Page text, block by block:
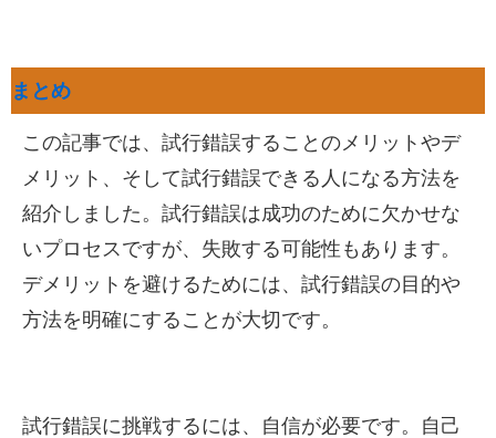
まとめ
この記事では、試行錯誤することのメリットやデ
メリット、そして試行錯誤できる人になる方法を
紹介しました。試行錯誤は成功のために欠かせな
いプロセスですが、失敗する可能性もあります。
デメリットを避けるためには、試行錯誤の目的や
方法を明確にすることが大切です。
試行錯誤に挑戦するには、自信が必要です。自己